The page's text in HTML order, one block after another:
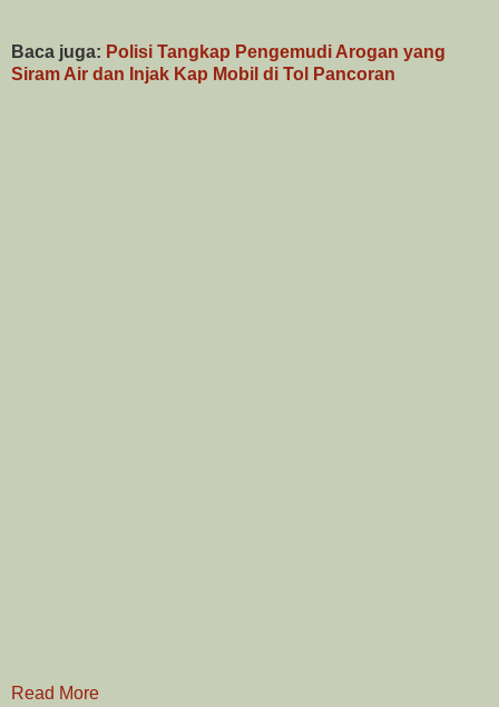
Baca juga: Polisi Tangkap Pengemudi Arogan yang
Siram Air dan Injak Kap Mobil di Tol Pancoran
Read More